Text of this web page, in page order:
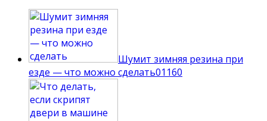
Шумит зимняя резина при
езде — что можно сделать01160